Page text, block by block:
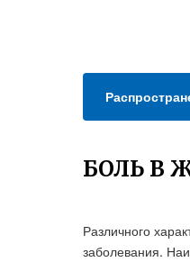
БОЛЬ В
Различного
заболевания.